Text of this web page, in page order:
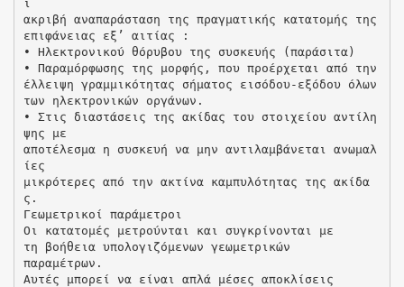
ί
ακριβή αναπαράσταση της πραγματικής κατατομής της
επιφάνειας εξ’ αιτίας :
• Ηλεκτρονικού θόρυβου της συσκευής (παράσιτα)
• Παραμόρφωσης της μορφής, που προέρχεται από την
έλλειψη γραμμικότητας σήματος εισόδου-εξόδου όλων
των ηλεκτρονικών οργάνων.
• Στις διαστάσεις της ακίδας του στοιχείου αντίλη
ψης με
αποτέλεσμα η συσκευή να μην αντιλαμβάνεται ανωμαλ
ίες
μικρότερες από την ακτίνα καμπυλότητας της ακίδα
ς.
Γεωμετρικοί παράμετροι
Οι κατατομές μετρούνται και συγκρίνονται με
τη βοήθεια υπολογιζόμενων γεωμετρικών
παραμέτρων.
Αυτές μπορεί να είναι απλά μέσες αποκλίσεις